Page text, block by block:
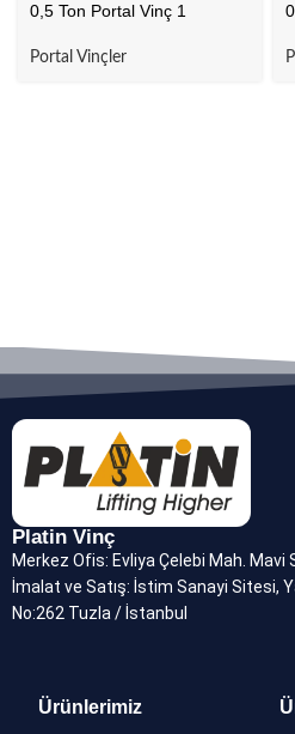
0,5 Ton Portal Vinç 1
Portal Vinçler
Platin Vinç
Merkez Ofis: Evliya Çelebi Mah. Mavi
İmalat ve Satış: İstim Sanayi Sitesi,
No:262 Tuzla / İstanbul
Ürünlerimiz